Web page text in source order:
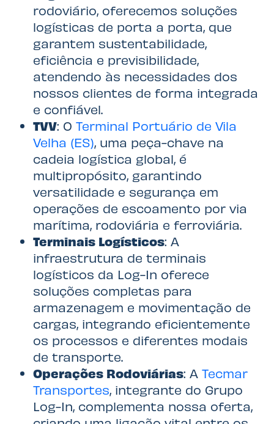
rodoviário, oferecemos soluções
logísticas de porta a porta, que
garantem sustentabilidade,
eficiência e previsibilidade,
atendendo às necessidades dos
nossos clientes de forma integrada
e confiável.
TVV: OTerminal Portuário de Vila
Velha (ES), uma peça-chave na
cadeia logística global, é
multipropósito, garantindo
versatilidade e segurança em
operações de escoamento por via
marítima, rodoviária e ferroviária.
Terminais Logísticos: A
infraestrutura de terminais
logísticos da Log-In oferece
soluções completas para
armazenagem e movimentação de
cargas, integrando eficientemente
os processos e diferentes modais
de transporte.
Operações Rodoviárias: ATecmar
Transportes, integrante do Grupo
Log-In, complementa nossa oferta,